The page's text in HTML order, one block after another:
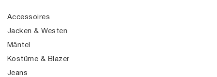
Accessoires
Jacken & Westen
Mäntel
Kostüme & Blazer
Jeans